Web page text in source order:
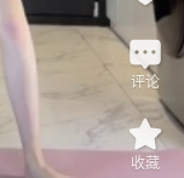
评论
收藏